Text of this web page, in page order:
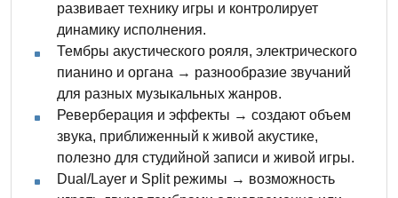
развивает технику игры и контролирует
динамику исполнения.
Тембры акустического рояля, электрического
пианино и органа → разнообразие звучаний
для разных музыкальных жанров.
Реверберация и эффекты → создают объем
звука, приближенный к живой акустике,
полезно для студийной записи и живой игры.
Dual/Layer и Split режимы → возможность